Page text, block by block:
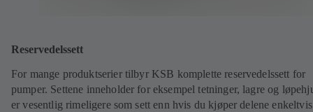
Reservedelssett
For mange produktserier tilbyr KSB komplette reservedelssett for
pumper. Settene inneholder for eksempel tetninger, lagre og
er vesentlig rimeligere som sett enn hvis du kjøper delene